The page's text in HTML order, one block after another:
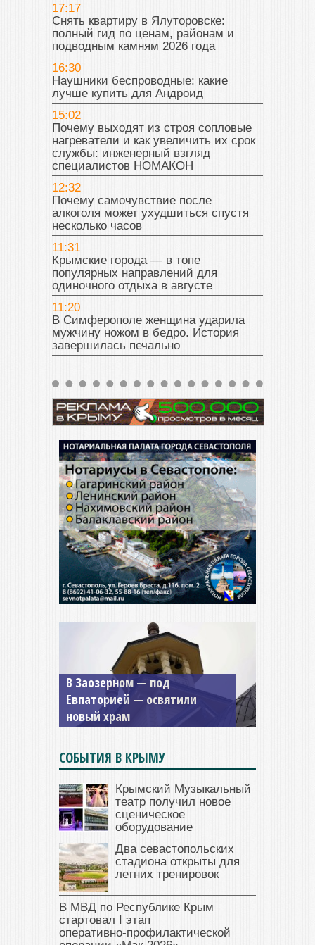
17:17
Снять квартиру в Ялуторовске:
полный гид по ценам, районам и
подводным камням 2026 года
16:30
Наушники беспроводные: какие
лучше купить для Андроид
15:02
Почему выходят из строя сопловые
нагреватели и как увеличить их срок
службы: инженерный взгляд
специалистов НОМАКОН
12:32
Почему самочувствие после
алкоголя может ухудшиться спустя
несколько часов
11:31
Крымские города — в топе
популярных направлений для
одиночного отдыха в августе
11:20
В Симферополе женщина ударила
мужчину ножом в бедро. История
завершилась печально
Мужской монастырь Косьмы
и Дамиана в Крыму вновь
открыт для посещения
СОБЫТИЯ В КРЫМУ
Крымский Музыкальный
театр получил новое
сценическое
оборудование
Два севастопольских
стадиона открыты для
летних тренировок
В МВД по Республике Крым
стартовал I этап
оперативно‑профилактической